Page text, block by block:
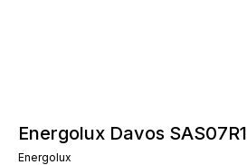
Energolux Davos
Energolux